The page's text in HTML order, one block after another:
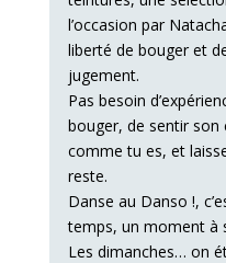
l’occasion par
liberté de bouger et
jugement.
Pas besoin
bouger, de sentir son
comme tu es, et
reste.
Danse au Danso !,
temps, un moment à
Les dimanches… on